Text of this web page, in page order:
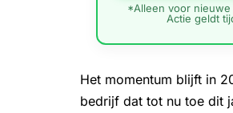
*Alleen voor nieuwe
Actie geldt
Het momentum blijft in
bedrijf dat tot nu toe dit